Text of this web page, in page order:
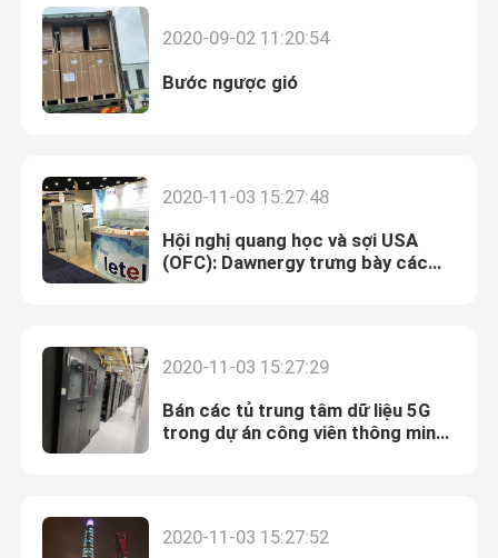
2020-09-02 11:20:54
Bước ngược gió
2020-11-03 15:27:48
Hội nghị quang học và sợi USA
(OFC): Dawnergy trưng bày các
2020-11-03 15:27:29
Bán các tủ trung tâm dữ liệu 5G
trong dự án công viên thông minh
2020-11-03 15:27:52